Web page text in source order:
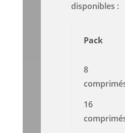
disponibles :
Pack
8
16